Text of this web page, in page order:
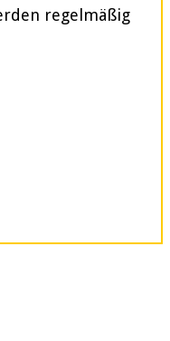
regelmäßig